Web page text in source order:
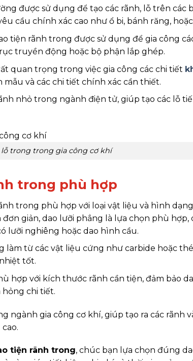
được sử dụng để tạo các rãnh, lỗ trên các
cầu chính xác cao như ổ bi, bánh răng,
tiện rãnh trong được sử dụng để gia công
truyền động hoặc bộ phận lắp ghép.
quan trọng trong việc gia công các chi tiết
và các chi tiết chính xác cần thiết.
nhỏ trong ngành điện tử, giúp tạo các lỗ
trong trong gia công cơ khí
trong phù hợp
trong phù hợp với loại vật liệu và hình
giản, dao lưỡi phẳng là lựa chọn phù hợp,
lưỡi nghiêng hoặc dao hình cầu.
làm từ các vật liệu cứng như carbide hoặc
tốt.
hợp với kích thước rãnh cần tiện, đảm bảo
chi tiết.
ngành gia công cơ khí, giúp tạo ra các rãnh
tiện rãnh trong, chúc bạn lựa chọn đúng